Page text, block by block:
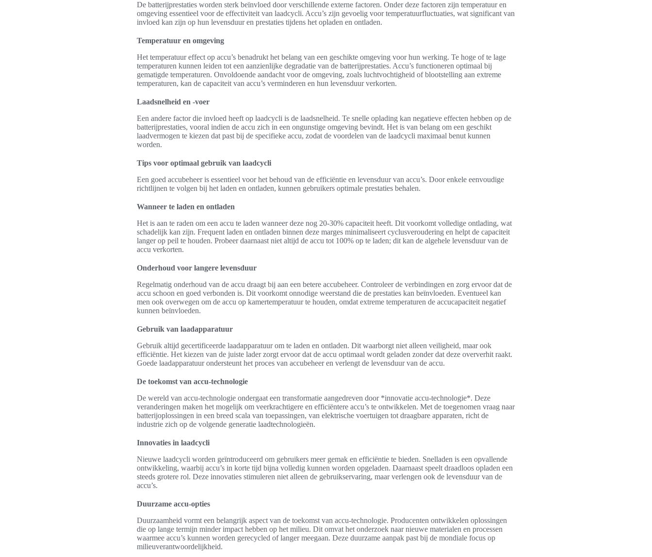
De batterijprestaties worden sterk beïnvloed door verschillende externe factoren. Onder deze factoren zijn temperatuur en
omgeving essentieel voor de effectiviteit van laadcycli. Accu’s zijn gevoelig voor temperatuurfluctuaties, wat significant van
invloed kan zijn op hun levensduur en prestaties tijdens het opladen en ontladen.
Temperatuur en omgeving
Het temperatuur effect op accu’s benadrukt het belang van een geschikte omgeving voor hun werking. Te hoge of te lage
temperaturen kunnen leiden tot een aanzienlijke degradatie van de batterijprestaties. Accu’s functioneren optimaal bij
gematigde temperaturen. Onvoldoende aandacht voor de omgeving, zoals luchtvochtigheid of blootstelling aan extreme
temperaturen, kan de capaciteit van accu’s verminderen en hun levensduur verkorten.
Laadsnelheid en -voer
Een andere factor die invloed heeft op laadcycli is de laadsnelheid. Te snelle oplading kan negatieve effecten hebben op de
batterijprestaties, vooral indien de accu zich in een ongunstige omgeving bevindt. Het is van belang om een geschikt
laadvermogen te kiezen dat past bij de specifieke accu, zodat de voordelen van de laadcycli maximaal benut kunnen
worden.
Tips voor optimaal gebruik van laadcycli
Een goed accubeheer is essentieel voor het behoud van de efficiëntie en levensduur van accu’s. Door enkele eenvoudige
richtlijnen te volgen bij het laden en ontladen, kunnen gebruikers optimale prestaties behalen.
Wanneer te laden en ontladen
Het is aan te raden om een accu te laden wanneer deze nog 20-30% capaciteit heeft. Dit voorkomt volledige ontlading, wat
schadelijk kan zijn. Frequent laden en ontladen binnen deze marges minimaliseert cyclusveroudering en helpt de capaciteit
langer op peil te houden. Probeer daarnaast niet altijd de accu tot 100% op te laden; dit kan de algehele levensduur van de
accu verkorten.
Onderhoud voor langere levensduur
Regelmatig onderhoud van de accu draagt bij aan een betere accubeheer. Controleer de verbindingen en zorg ervoor dat de
accu schoon en goed verbonden is. Dit voorkomt onnodige weerstand die de prestaties kan beïnvloeden. Eventueel kan
men ook overwegen om de accu op kamertemperatuur te houden, omdat extreme temperaturen de accucapaciteit negatief
kunnen beïnvloeden.
Gebruik van laadapparatuur
Gebruik altijd gecertificeerde laadapparatuur om te laden en ontladen. Dit waarborgt niet alleen veiligheid, maar ook
efficiëntie. Het kiezen van de juiste lader zorgt ervoor dat de accu optimaal wordt geladen zonder dat deze oververhit raakt.
Goede laadapparatuur ondersteunt het proces van accubeheer en verlengt de levensduur van de accu.
De toekomst van accu-technologie
De wereld van accu-technologie ondergaat een transformatie aangedreven door *innovatie accu-technologie*. Deze
veranderingen maken het mogelijk om veerkrachtigere en efficiëntere accu’s te ontwikkelen. Met de toegenomen vraag naar
batterijoplossingen in een breed scala van toepassingen, van elektrische voertuigen tot draagbare apparaten, richt de
industrie zich op de volgende generatie laadtechnologieën.
Innovaties in laadcycli
Nieuwe laadcycli worden geïntroduceerd om gebruikers meer gemak en efficiëntie te bieden. Snelladen is een opvallende
ontwikkeling, waarbij accu’s in korte tijd bijna volledig kunnen worden opgeladen. Daarnaast speelt draadloos opladen een
steeds grotere rol. Deze innovaties stimuleren niet alleen de gebruikservaring, maar verlengen ook de levensduur van de
accu’s.
Duurzame accu-opties
Duurzaamheid vormt een belangrijk aspect van de toekomst van accu-technologie. Producenten ontwikkelen oplossingen
die op lange termijn minder impact hebben op het milieu. Dit omvat het onderzoek naar nieuwe materialen en processen
waarmee accu’s kunnen worden gerecycled of langer meegaan. Deze duurzame aanpak past bij de mondiale focus op
milieuverantwoordelijkheid.